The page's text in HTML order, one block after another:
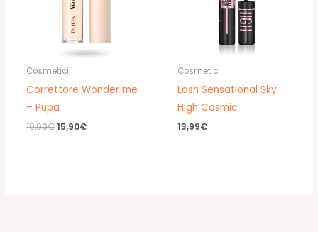
Cosmetici
Correttore Wonder me
– Pupa
19,90€Il
15,90€Il
Cosmetici
Lash Sensational Sky
High Cosmic
13,99€